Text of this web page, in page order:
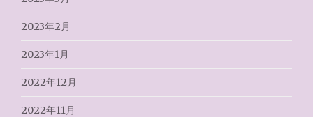
2023年2月
2023年1月
2022年12月
2022年11月